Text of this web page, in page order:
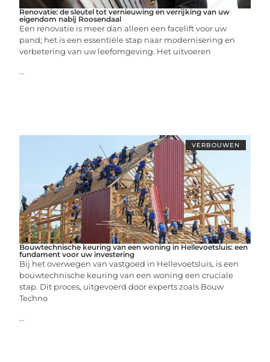
Renovatie: de sleutel tot vernieuwing en verrijking van uw
eigendom nabij Roosendaal
Een renovatie is meer dan alleen een facelift voor uw
pand; het is een essentiële stap naar modernisering en
verbetering van uw leefomgeving. Het uitvoeren
...
VERBOUWEN
Bouwtechnische keuring van een woning in Hellevoetsluis: een
fundament voor uw investering
Bij het overwegen van vastgoed in Hellevoetsluis, is een
bouwtechnische keuring van een woning een cruciale
stap. Dit proces, uitgevoerd door experts zoals Bouw
Techno
...